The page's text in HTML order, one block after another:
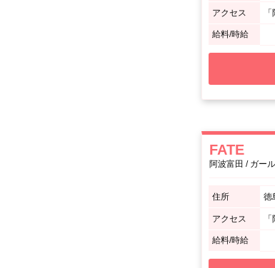
アクセス
給料/時給
FATE
阿波富田 / ガー
住所 徳
アクセス
給料/時給